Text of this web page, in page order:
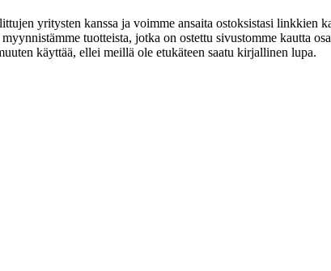
yritysten kanssa ja voimme ansaita ostoksistasi linkkien
tuotteista, jotka on ostettu sivustomme kautta
käyttää, ellei meillä ole etukäteen saatu kirjallinen lupa.